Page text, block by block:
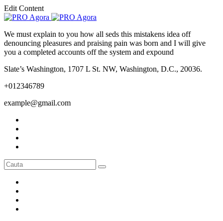
Edit Content
We must explain to you how all seds this mistakens idea off
denouncing pleasures and praising pain was born and I will give
you a completed accounts off the system and expound
Slate’s Washington, 1707 L St. NW, Washington, D.C., 20036.
+012346789
example@gmail.com